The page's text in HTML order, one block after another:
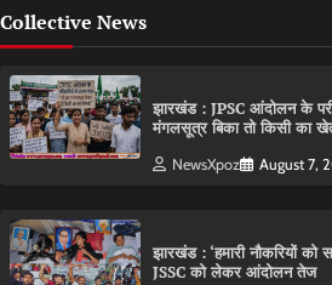
Collective News
झारखंड : JPSC आंदोलन के
मंगलसूत्र बिका तो किसी का
NewsXpoz August 7,
झारखंड : ‘हमारी नौकरियों को
JSSC को लेकर आंदोलन तेज